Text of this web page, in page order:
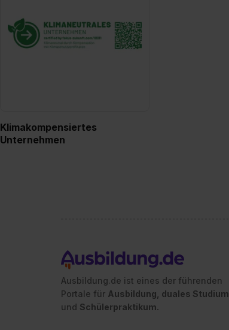
Klimakompensiertes
Unternehmen
Ausbildung.de ist eines der führenden
Portale für Ausbildung, duales Studium
und Schülerpraktikum.